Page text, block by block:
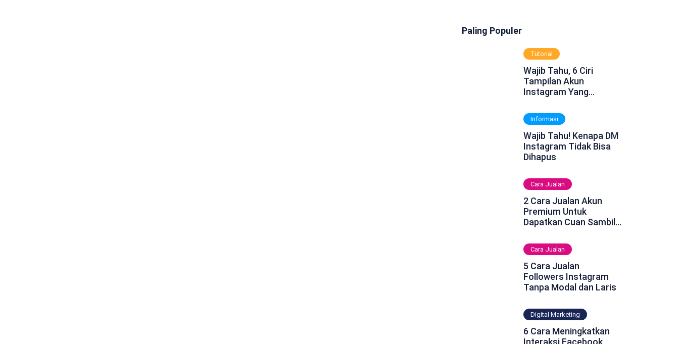
Paling Populer
Tutorial
Wajib Tahu, 6 Ciri
Tampilan Akun
Instagram Yang
Informasi
Wajib Tahu! Kenapa DM
Instagram Tidak Bisa
Dihapus
Cara Jualan
2 Cara Jualan Akun
Premium Untuk
Dapatkan Cuan Sambil
Cara Jualan
5 Cara Jualan
Followers Instagram
Tanpa Modal dan Laris
Digital Marketing
6 Cara Meningkatkan
Interaksi Facebook